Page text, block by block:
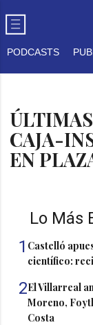
PODCASTS
CAJA-
EN
Lo Más
1 Castelló
científico:
2El Villarreal
Moreno,
Costa